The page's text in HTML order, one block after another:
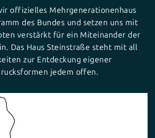
offizielles Mehrgenerationenhaus
des Bundes und setzen uns mit
verstärkt für ein Miteinander der
Das Haus Steinstraße steht mit all
zur Entdeckung eigener
jedem offen.